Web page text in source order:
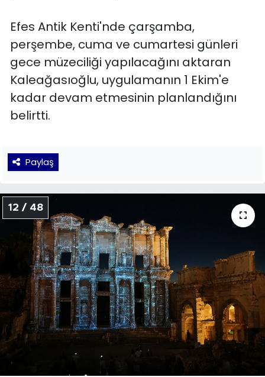
Efes Antik Kenti'nde çarşamba,
perşembe, cuma ve cumartesi günleri
gece müzeciliği yapılacağını aktaran
Kaleağasıoğlu, uygulamanın 1 Ekim'e
kadar devam etmesinin planlandığını
belirtti.
Paylaş
12 / 48